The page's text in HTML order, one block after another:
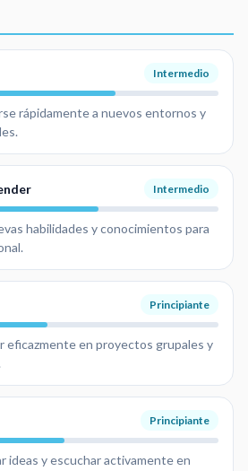
Intermedio
rápidamente a nuevos entornos y
Intermedio
habilidades y conocimientos para
Principiante
eficazmente en proyectos grupales y
Principiante
ideas y escuchar activamente en